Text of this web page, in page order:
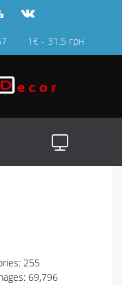
1€ - 31.5 грн
255
69,796